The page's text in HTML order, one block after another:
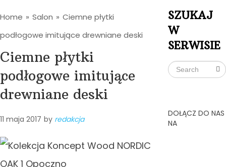
Home » Salon » Ciemne płytki
podłogowe imitujące drewniane deski
Ciemne płytki
podłogowe imitujące
drewniane deski
11 maja 2017 by redakcja
SZUKAJ
W
SERWISIE
DOŁĄCZ DO NAS
NA